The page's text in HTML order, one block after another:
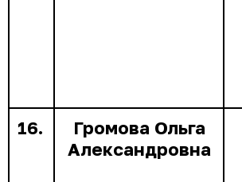
16.
Громова Ольга
Александровна